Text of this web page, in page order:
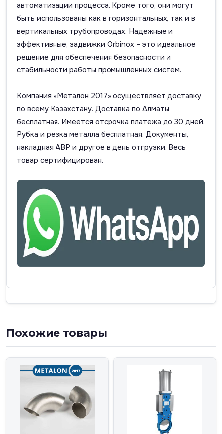
автоматизации процесса. Кроме того, они могут
быть использованы как в горизонтальных, так и в
вертикальных трубопроводах. Надежные и
эффективные, задвижки Orbinox – это идеальное
решение для обеспечения безопасности и
стабильности работы промышленных систем.
Компания «Металон 2017» осуществляет доставку
по всему Казахстану. Доставка по Алматы
бесплатная. Имеется отсрочка платежа до 30 дней.
Рубка и резка металла бесплатная. Документы,
накладная АВР и другое в день отгрузки. Весь
товар сертифицирован.
Похожие товары